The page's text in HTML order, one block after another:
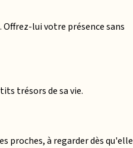
lui votre présence sans
trésors de sa vie.
proches, à regarder dès qu'elle